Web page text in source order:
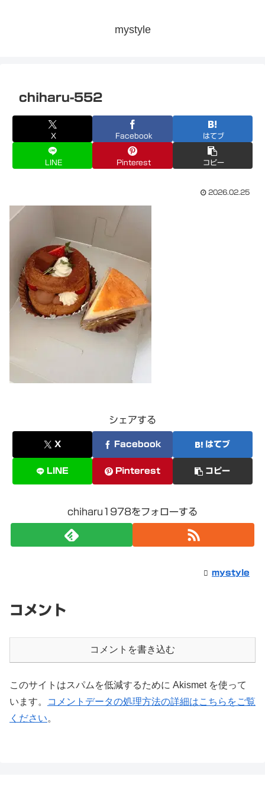
mystyle
chiharu-552
X Facebook はてブ
LINE Pinterest コピー
2026.02.25
シェアする
X Facebook はてブ
LINE Pinterest コピー
chiharu1978をフォローする
mystyle
コメント
コメントを書き込む
このサイトはスパムを低減するために Akismet を使って
います。
コメントデータの処理方法の詳細はこちらをご覧
ください。